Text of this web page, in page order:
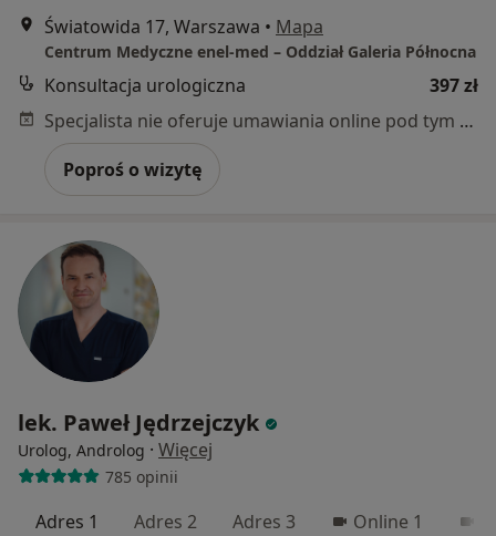
Światowida 17, Warszawa • Mapa
Centrum Medyczne enel-med – Oddział Galeria Północna
Konsultacja urologiczna
397 zł
Specjalista nie oferuje umawiania online pod tym adresem.
Poproś o wizytę
lek. Paweł Jędrzejczyk
Urolog, Androlog · Więcej
785 opinii
Adres 1 Adres 2 Adres 3 Online 1